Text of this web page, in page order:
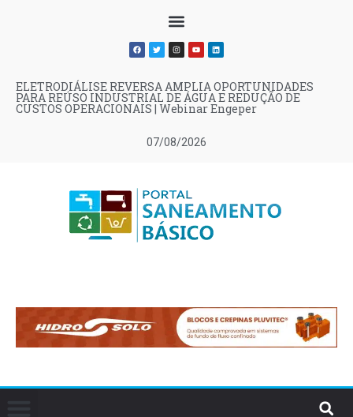
07/08/2026
ELETRODIÁLISE REVERSA AMPLIA OPORTUNIDADES
PARA REÚSO INDUSTRIAL DE ÁGUA E REDUÇÃO DE
CUSTOS OPERACIONAIS | Webinar Engeper